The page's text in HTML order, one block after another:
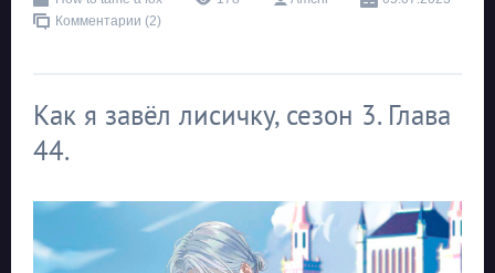
Комментарии (2)
Как я завёл лисичку, сезон 3. Глава
44.